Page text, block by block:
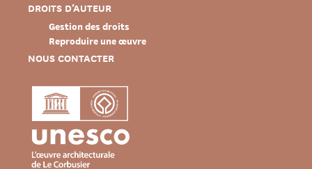
DROITS D’AUTEUR
Gestion des droits
Reproduire une œuvre
NOUS CONTACTER